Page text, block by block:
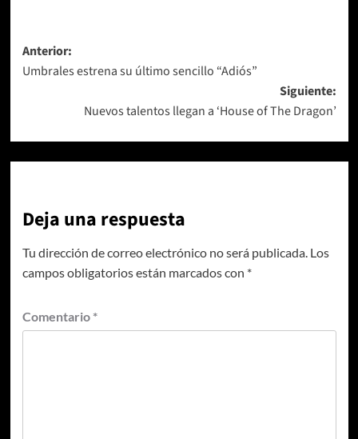
Navegación
de
entradas
Anterior:
Umbrales estrena su último sencillo “Adiós”
Siguiente:
Nuevos talentos llegan a ‘House of The Dragon’
Deja una respuesta
Tu dirección de correo electrónico no será publicada. Los
campos obligatorios están marcados con *
Comentario *